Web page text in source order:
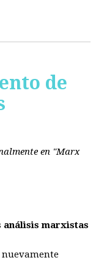
de
en "Marx
análisis marxistas